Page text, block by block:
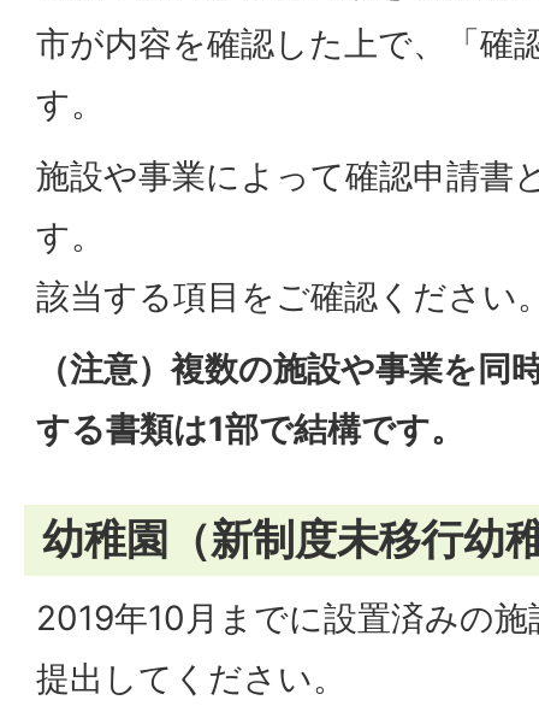
市が内容を確認した上で、「確
す。
施設や事業によって確認申請書
す。
該当する項目をご確認ください
（注意）複数の施設や事業を同
する書類は1部で結構です。
幼稚園（新制度未移行幼
2019年10月までに設置済みの
提出してください。